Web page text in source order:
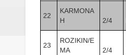
22
KARMONA
H
2/4
23
ROZIKIN/E
MA
2/4